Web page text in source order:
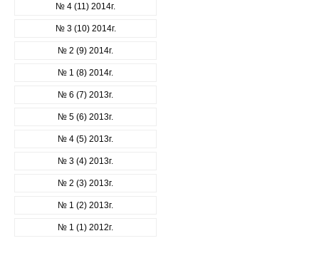
№ 4 (11) 2014г.
№ 3 (10) 2014г.
№ 2 (9) 2014г.
№ 1 (8) 2014г.
№ 6 (7) 2013г.
№ 5 (6) 2013г.
№ 4 (5) 2013г.
№ 3 (4) 2013г.
№ 2 (3) 2013г.
№ 1 (2) 2013г.
№ 1 (1) 2012г.